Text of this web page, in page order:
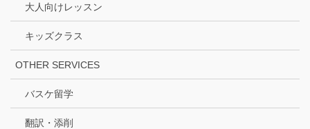
大人向けレッスン
キッズクラス
OTHER SERVICES
バスケ留学
翻訳・添削